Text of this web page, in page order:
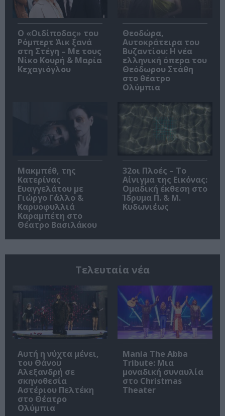
O «Οιδίποδας» του
Ρόμπερτ Άικ ξανά
στη Στέγη – Με τους
Νίκο Κουρή & Μαρία
Κεχαγιόγλου
Θεοδώρα,
Αυτοκράτειρα του
Βυζαντίου: Η νέα
ελληνική όπερα του
Θεόδωρου Στάθη
στο θέατρο
Ολύμπια
Μακμπέθ, της
Κατερίνας
Ευαγγελάτου με
Γιώργο Γάλλο &
Καρυοφυλλιά
Καραμπέτη στο
Θέατρο Βασιλάκου
32οι Πλοές – Το
Αίνιγμα της Εικόνας:
Ομαδική έκθεση στο
Ίδρυμα Π. & Μ.
Κυδωνιέως
Τελευταία νέα
Αυτή η νύχτα μένει,
του Θάνου
Αλεξανδρή σε
σκηνοθεσία
Αστέριου Πελτέκη
στο Θέατρο
Ολύμπια
Mania The Abba
Tribute: Μια
μοναδική συναυλία
στο Christmas
Theater